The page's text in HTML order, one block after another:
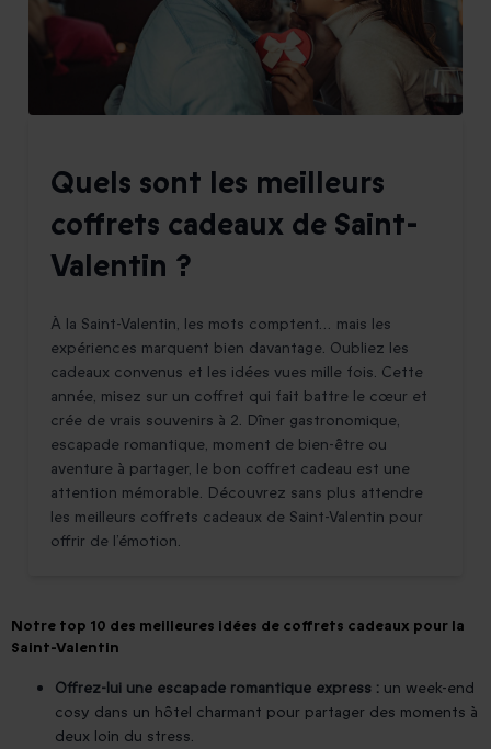
Quels sont les meilleurs
coffrets cadeaux de Saint-
Valentin ?
À la Saint-Valentin, les mots comptent… mais les
expériences marquent bien davantage. Oubliez les
cadeaux convenus et les idées vues mille fois. Cette
année, misez sur un coffret qui fait battre le cœur et
crée de vrais souvenirs à 2. Dîner gastronomique,
escapade romantique, moment de bien-être ou
aventure à partager, le bon coffret cadeau est une
attention mémorable. Découvrez sans plus attendre
les meilleurs coffrets cadeaux de Saint-Valentin pour
offrir de l’émotion.
Notre top 10 des meilleures idées de coffrets cadeaux pour la
Saint-Valentin
Offrez-lui une escapade romantique express : un week-end
cosy dans un hôtel charmant pour partager des moments à
deux loin du stress.